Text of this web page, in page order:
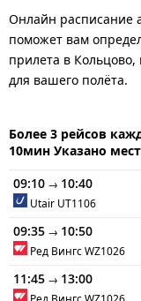
Онлайн расписание
поможет вам
прилета в
для вашего полёта.
Более 3 рейсов
10мин Указано
09:10 → 10:40
Utair UT1106
09:35 → 10:50
Ред ВингсWZ1026
11:45 → 13:00